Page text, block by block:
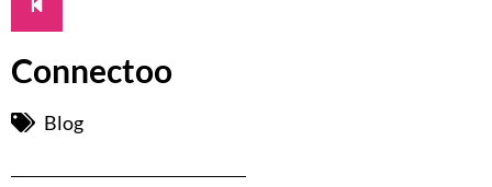
Connectoo
Blog